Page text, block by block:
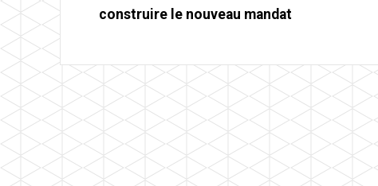
construire le nouveau mandat